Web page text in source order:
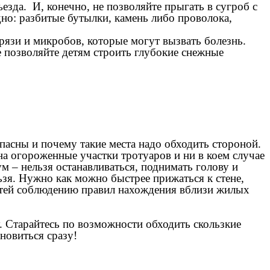
И, конечно, не позволяйте прыгать в сугроб с
разбитые бутылки, камень либо проволока,
и микробов, которые могут вызвать болезнь.
детям строить глубокие снежные
и почему такие места надо обходить стороной.
огороженные участки тротуаров и ни в коем случае
нельзя останавливаться, поднимать голову и
Нужно как можно быстрее прижаться к стене,
соблюдению правил нахождения вблизи жилых
по возможности обходить скользкие
сразу!